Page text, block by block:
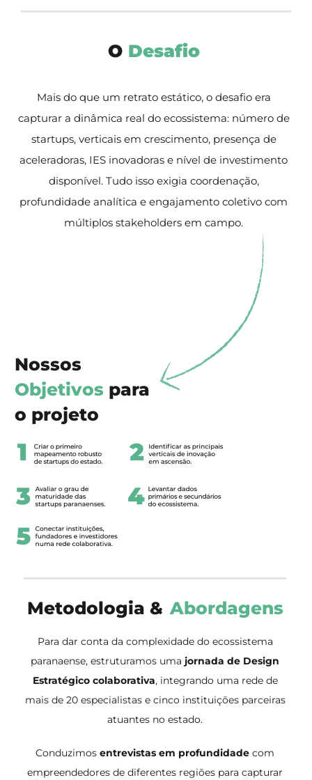
O Desafio
Mais do que um retrato estático, o desafio era
capturar a dinâmica real do ecossistema: número de
startups, verticais em crescimento, presença de
aceleradoras, IES inovadoras e nível de investimento
disponível. Tudo isso exigia coordenação,
profundidade analítica e engajamento coletivo com
múltiplos stakeholders em campo.
Nossos
Objetivos para
o projeto
Metodologia & Abordagens
Para dar conta da complexidade do ecossistema
paranaense, estruturamos uma jornada de Design
Estratégico colaborativa, integrando uma rede de
mais de 20 especialistas e cinco instituições parceiras
atuantes no estado.
Conduzimos entrevistas em profundidade com
empreendedores de diferentes regiões para capturar